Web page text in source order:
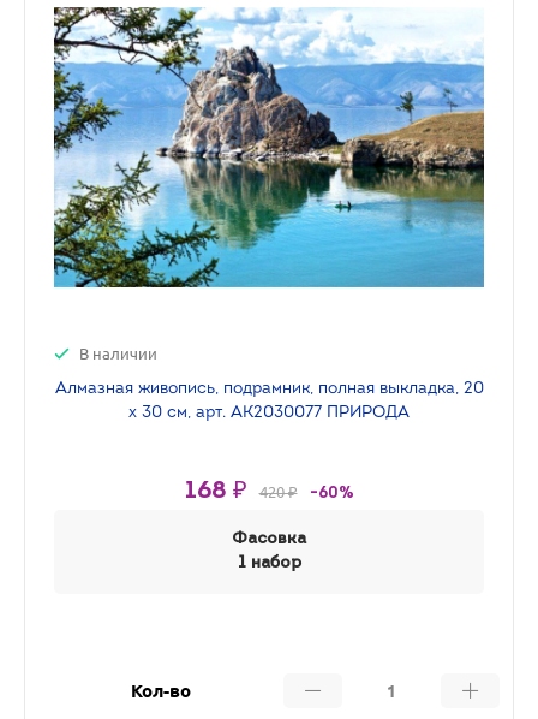
В наличии
Алмазная живопись, подрамник, полная выкладка, 20
х 30 см, арт. AK2030077 ПРИРОДА
168 ₽ 420 ₽ -60%
Фасовка
1 набор
Кол-во